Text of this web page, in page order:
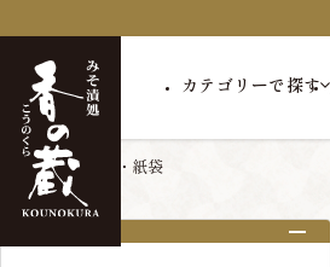
カテゴリーで探す
トップ 手提袋・紙袋